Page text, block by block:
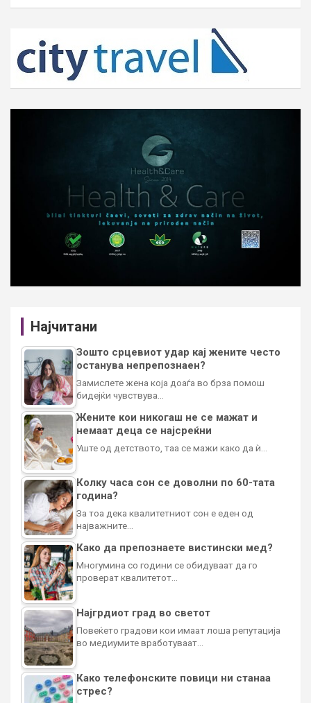
h
Најчитани
Зошто срцевиот удар кај жените често
останува непрепознаен?
Замислете жена која доаѓа во брза помош
бидејќи чувствува…
Жените кои никогаш не се мажат и
немаат деца се најсреќни
Уште од детството, таа се мажи како да ѝ…
Колку часа сон се доволни по 60-тата
година?
За тоа дека квалитетниот сон е еден од
најважните…
Како да препознаете вистински мед?
Многумина со години се обидуваат да го
проверат квалитетот…
Најгрдиот град во светот
Повеќето градови кои имаат лоша репутација
во медиумите вработуваат…
Како телефонските повици ни станаа
стрес?